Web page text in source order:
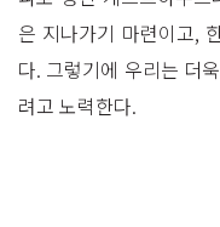
은 지나가기 마련이고,
다. 그렇기에 우리는 더
려고 노력한다.